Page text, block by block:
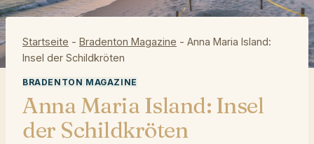
Startseite - Bradenton Magazine - Anna Maria Island:
Insel der Schildkröten
BRADENTON MAGAZINE
Anna Maria Island: Insel
der Schildkröten